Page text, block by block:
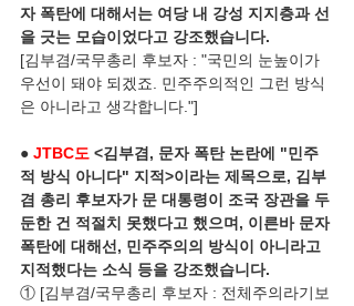
자 폭탄에 대해서는 여당 내 강성 지지층과 선
을 긋는 모습이었다고 강조했습니다.
[김부겸/국무총리 후보자 : "국민의 눈높이가
우선이 돼야 되겠죠. 민주주의적인 그런 방식
은 아니라고 생각합니다."]
● JTBC도 <김부겸, 문자 폭탄 논란에 "민주
적 방식 아니다" 지적>이라는 제목으로, 김부
겸 총리 후보자가 문 대통령이 조국 장관을 두
둔한 건 적절치 못했다고 했으며, 이른바 문자
폭탄에 대해선, 민주주의의 방식이 아니라고
지적했다는 소식 등을 강조했습니다.
① [김부겸/국무총리 후보자 : 전체주의라기보